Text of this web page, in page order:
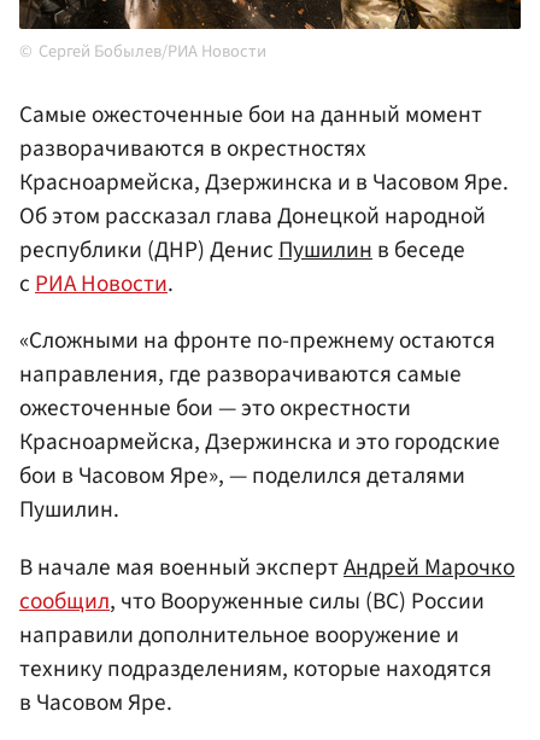
Сергей Бобылев/РИА Новости
Самые ожесточенные бои на данный момент
разворачиваются в окрестностях
Красноармейска, Дзержинска и в Часовом Яре.
Об этом рассказал глава Донецкой народной
республики (ДНР) ДенисПушилинв беседе
сРИА Новости.
«Сложными на фронте по-прежнему остаются
направления, где разворачиваются самые
ожесточенные бои — это окрестности
Красноармейска, Дзержинска и это городские
бои в Часовом Яре», — поделился деталями
Пушилин.
В начале мая военный экспертАндрей Марочко
сообщил, что Вооруженные силы (ВС) России
направили дополнительное вооружение и
технику подразделениям, которые находятся
в Часовом Яре.